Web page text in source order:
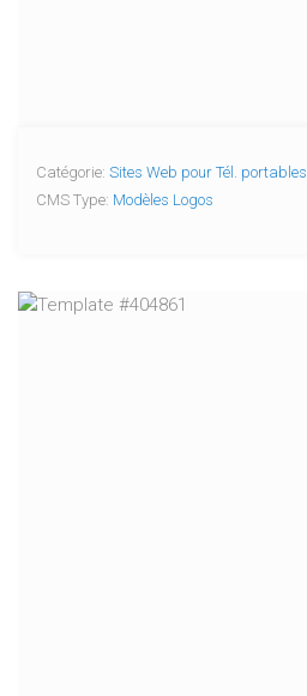
Catégorie: Sites Web pour Tél. portables
CMS Type: Modèles Logos